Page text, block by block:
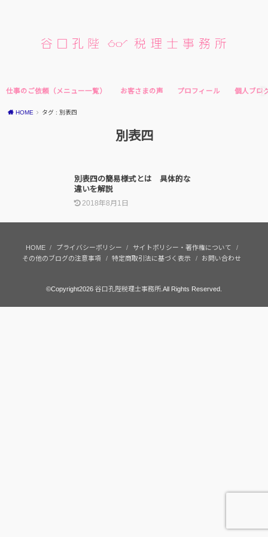
仕事のご依頼（メニュー一覧） お客さまの声 プロフィール 個人ブロ
HOME タグ : 別表四
別表四
別表四の簡易様式とは 具体的な
違いを解説
2018年8月1日
HOME プライバシーポリシー
サイトポリシー・著作権について
その他のブログの注意事項
特定商取引法に基づく表示 お問い合わせ
©Copyright2026 谷口孔陛税理士事務所.All Rights Reserved.